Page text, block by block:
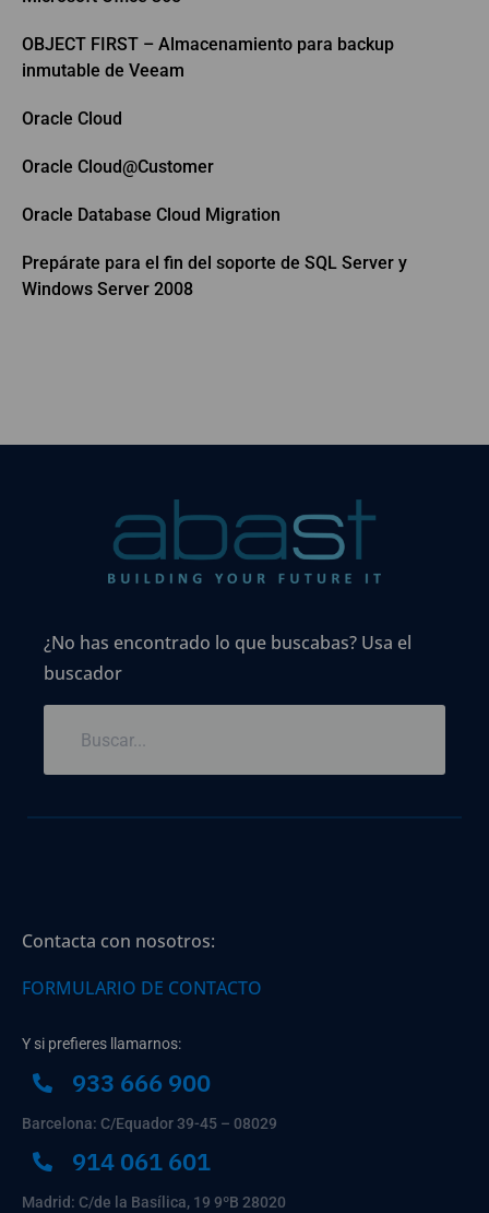
OBJECT FIRST – Almacenamiento para backup
inmutable de Veeam
Oracle Cloud
Oracle Cloud@Customer
Oracle Database Cloud Migration
Prepárate para el fin del soporte de SQL Server y
Windows Server 2008
¿No has encontrado lo que buscabas? Usa el
buscador
Contacta con nosotros:
FORMULARIO DE CONTACTO
Y si prefieres llamarnos:
933 666 900
Barcelona: C/Equador 39-45 – 08029
914 061 601
Madrid: C/de la Basílica, 19 9ºB 28020